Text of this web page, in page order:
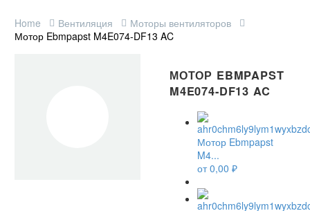
Home Вентиляция
Моторы вентиляторов
Мотор Ebmpapst M4E074-DF13 AC
МОТОР EBMPAPST
M4E074-DF13 AC
Мотор Ebmpapst
M4...
от0,00 ₽